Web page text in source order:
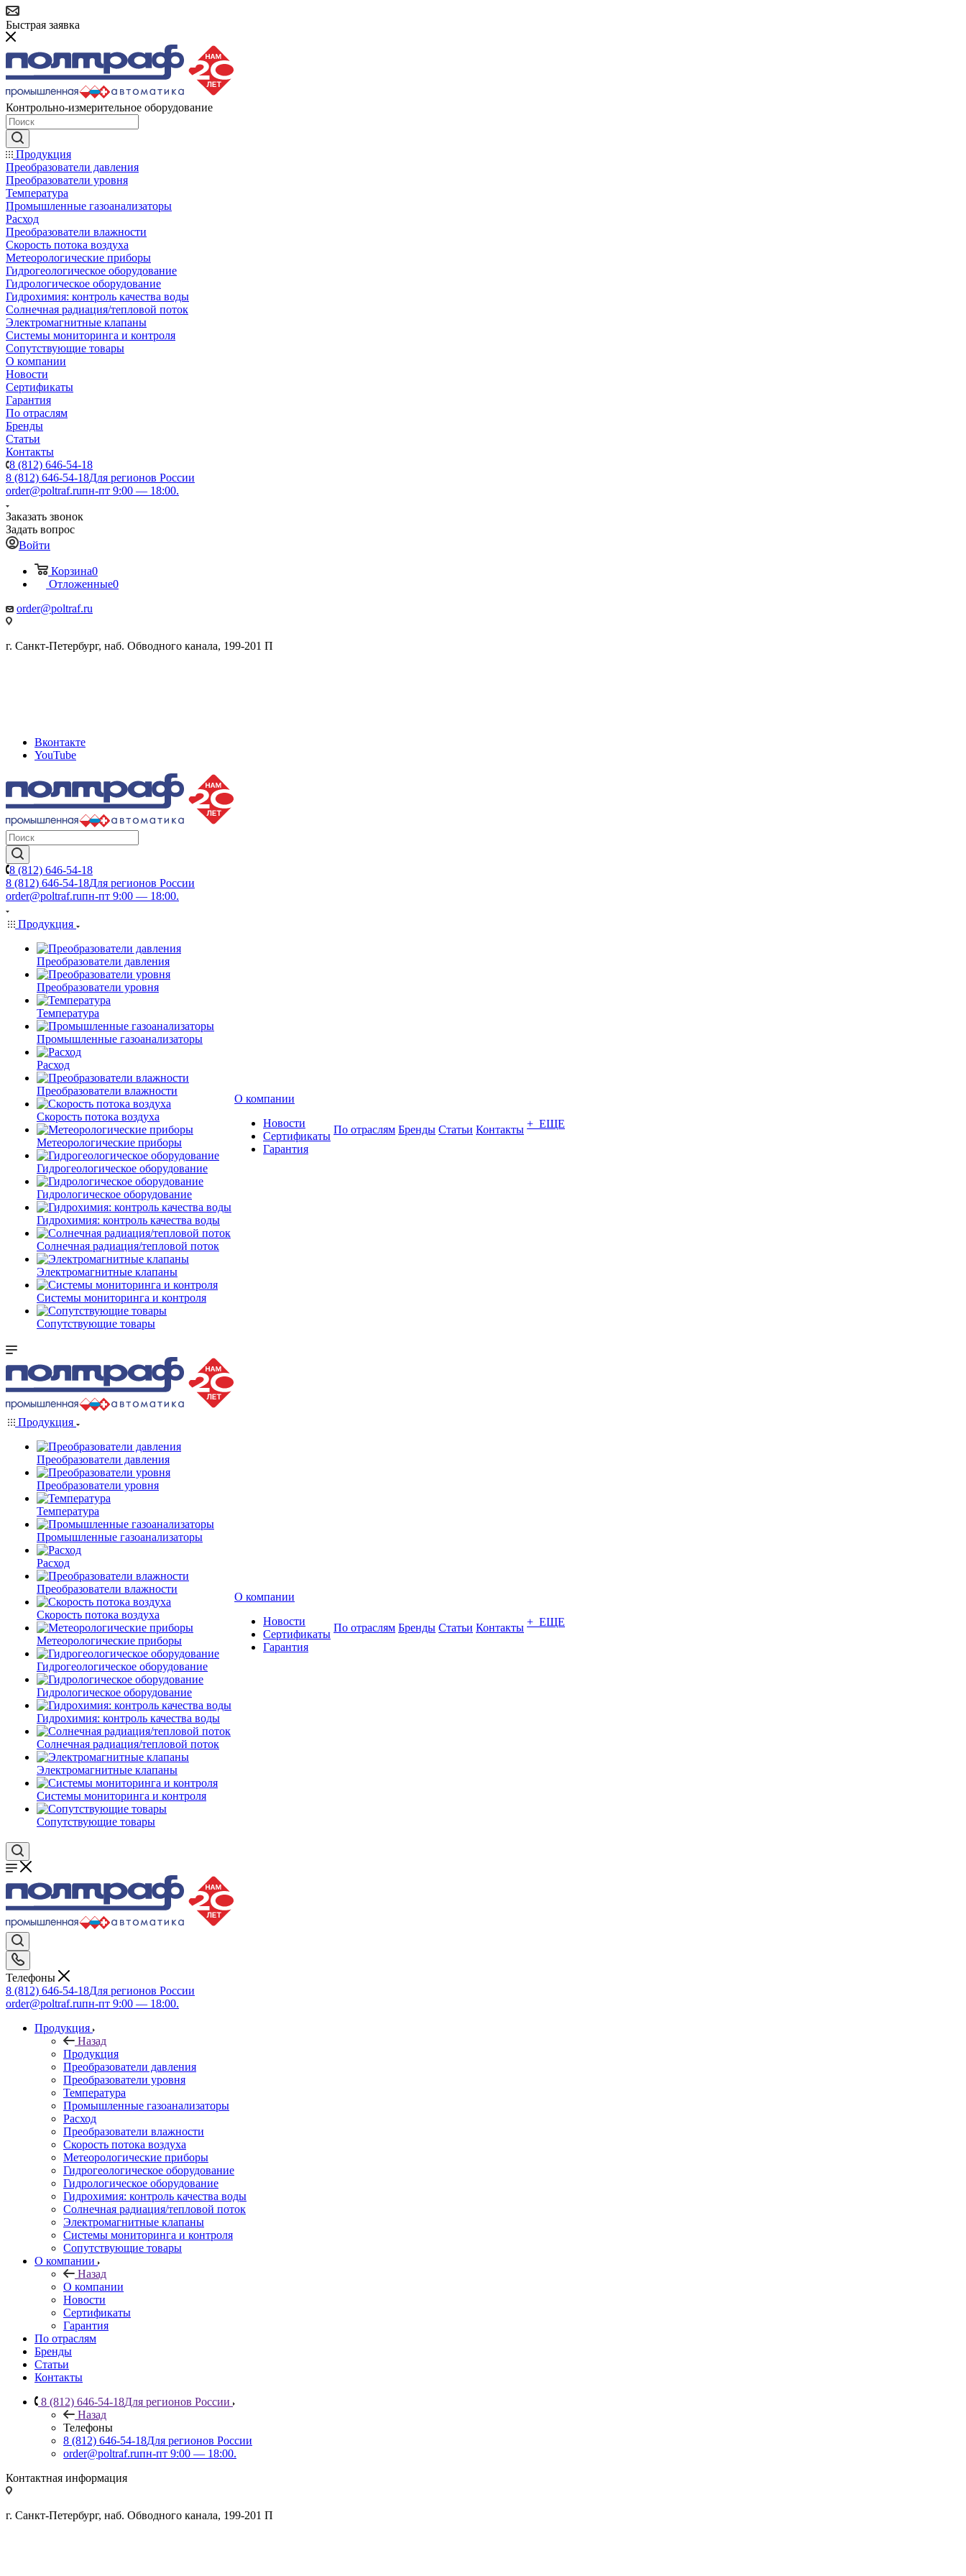
Быстрая заявка
Контрольно-измерительное оборудование
Продукция
Преобразователи давления
Преобразователи уровня
Температура
Промышленные газоанализаторы
Расход
Преобразователи влажности
Скорость потока воздуха
Метеорологические приборы
Гидрогеологическое оборудование
Гидрологическое оборудование
Гидрохимия: контроль качества воды
Солнечная радиация/тепловой поток
Электромагнитные клапаны
Системы мониторинга и контроля
Сопутствующие товары
О компании
Новости
Сертификаты
Гарантия
По отраслям
Бренды
Статьи
Контакты
8 (812) 646-54-18
8 (812) 646-54-18Для регионов России
order@poltraf.ruпн-пт 9:00 — 18:00.
Заказать звонок
Задать вопрос
Войти
Корзина0
Отложенные0
order@poltraf.ru
г. Санкт-Петербург, наб. Обводного канала, 199-201 П
Вконтакте
YouTube
8 (812) 646-54-18
8 (812) 646-54-18Для регионов России
order@poltraf.ruпн-пт 9:00 — 18:00.
Продукция
Преобразователи давления
Преобразователи уровня
Температура
Промышленные газоанализаторы
Расход
Преобразователи влажности
Скорость потока воздуха
Метеорологические приборы
Гидрогеологическое оборудование
Гидрологическое оборудование
Гидрохимия: контроль качества воды
Солнечная радиация/тепловой поток
Электромагнитные клапаны
Системы мониторинга и контроля
Сопутствующие товары
О компании
Новости
Сертификаты
Гарантия
По отраслям Бренды Статьи Контакты + ЕЩЕ
Продукция
Преобразователи давления
Преобразователи уровня
Температура
Промышленные газоанализаторы
Расход
Преобразователи влажности
Скорость потока воздуха
Метеорологические приборы
Гидрогеологическое оборудование
Гидрологическое оборудование
Гидрохимия: контроль качества воды
Солнечная радиация/тепловой поток
Электромагнитные клапаны
Системы мониторинга и контроля
Сопутствующие товары
О компании
Новости
Сертификаты
Гарантия
По отраслям Бренды Статьи Контакты + ЕЩЕ
Телефоны
8 (812) 646-54-18Для регионов России
order@poltraf.ruпн-пт 9:00 — 18:00.
Продукция
Назад
Продукция
Преобразователи давления
Преобразователи уровня
Температура
Промышленные газоанализаторы
Расход
Преобразователи влажности
Скорость потока воздуха
Метеорологические приборы
Гидрогеологическое оборудование
Гидрологическое оборудование
Гидрохимия: контроль качества воды
Солнечная радиация/тепловой поток
Электромагнитные клапаны
Системы мониторинга и контроля
Сопутствующие товары
О компании
Назад
О компании
Новости
Сертификаты
Гарантия
По отраслям
Бренды
Статьи
Контакты
8 (812) 646-54-18Для регионов России
Назад
Телефоны
8 (812) 646-54-18Для регионов России
order@poltraf.ruпн-пт 9:00 — 18:00.
Контактная информация
г. Санкт-Петербург, наб. Обводного канала, 199-201 П